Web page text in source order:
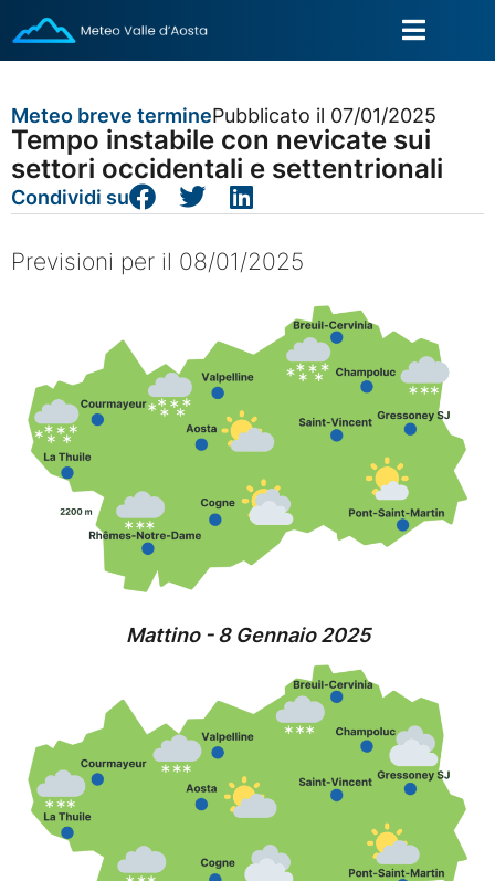
Meteo breve terminePubblicato il 07/01/2025
Tempo instabile con nevicate sui
settori occidentali e settentrionali
Condividi su
Previsioni per il 08/01/2025
Mattino - 8 Gennaio 2025